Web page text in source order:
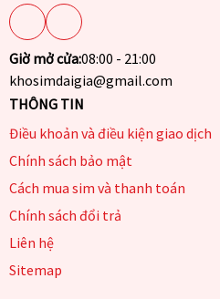
Giờ mở cửa:08:00 - 21:00
khosimdaigia@gmail.com
THÔNG TIN
Điều khoản và điều kiện giao dịch
Chính sách bảo mật
Cách mua sim và thanh toán
Chính sách đổi trả
Liên hệ
Sitemap